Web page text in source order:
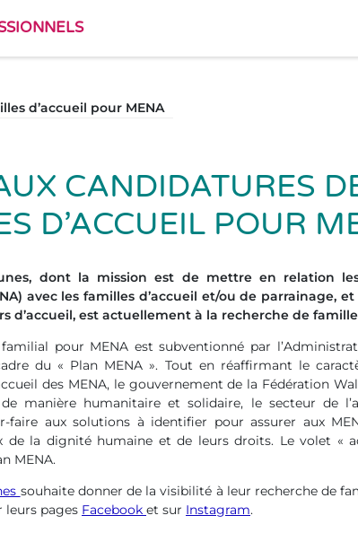
d’accueil pour MENA
CANDIDATURES
D’ACCUEIL POUR
dont la mission est de mettre en relation
avec les familles d’accueil et/ou de parrainage,
d’accueil, est actuellement à la recherche de famille
pour MENA est subventionné par
du « Plan MENA ». Tout en réaffirmant le
des MENA, le gouvernement de la Fédération
manière humanitaire et solidaire, le secteur de
faire aux solutions à identifier pour assurer aux
de la dignité humaine et de leurs droits. Le volet «
MENA.
souhaite donner de la visibilité à leur recherche de
leurs pages Facebook et sur Instagram.